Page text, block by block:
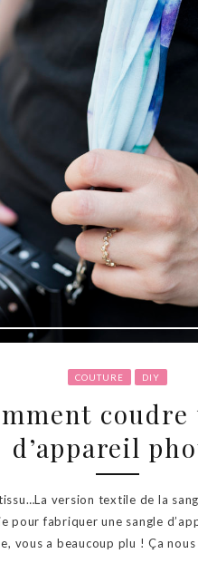
COUTURE DIY
coudre
d’appareil
version textile de la
pour fabriquer une sangle
vous a beaucoup plu ! Ça